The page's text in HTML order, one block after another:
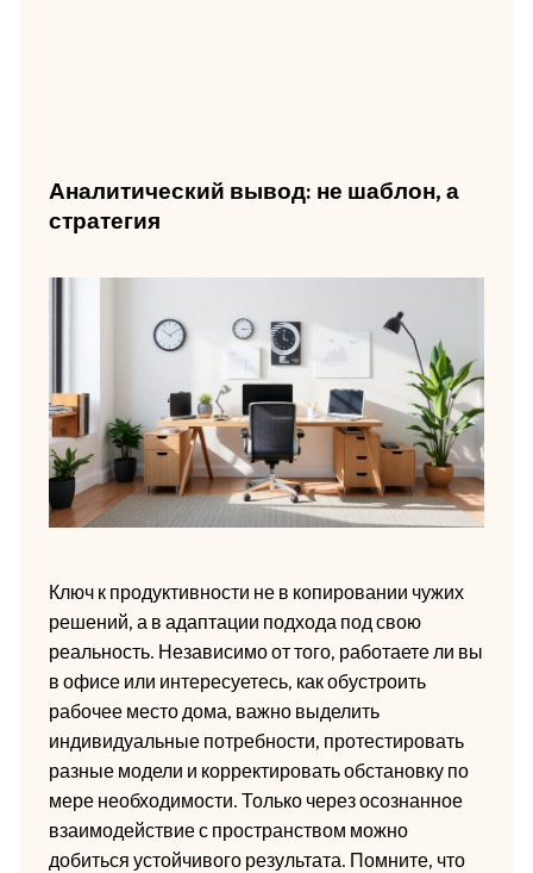
Аналитический вывод: не шаблон, а
стратегия
Ключ к продуктивности не в копировании чужих
решений, а в адаптации подхода под свою
реальность. Независимо от того, работаете ли вы
в офисе или интересуетесь, как обустроить
рабочее место дома, важно выделить
индивидуальные потребности, протестировать
разные модели и корректировать обстановку по
мере необходимости. Только через осознанное
взаимодействие с пространством можно
добиться устойчивого результата. Помните, что